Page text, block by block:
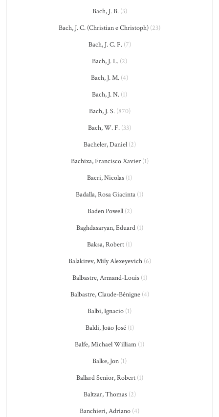
Bach, J. B.(3)
Bach, J. C. (Christian e Christoph) (23)
Bach, J. C. F.(7)
Bach, J. L. (2)
Bach, J. M. (4)
Bach, J. N. (1)
Bach, J. S.(870)
Bach, W. F. (33)
Bacheler, Daniel(2)
Bachixa, Francisco Xavier(1)
Bacri, Nicolas (1)
Badalla, Rosa Giacinta (1)
Baden Powell(2)
Baghdasaryan, Eduard(1)
Baksa, Robert (1)
Balakirev, Mily Alexeyevich(6)
Balbastre, Armand-Louis(1)
Balbastre, Claude-Bénigne(4)
Balbi, Ignacio (1)
Baldi, João José(1)
Balfe, Michael William (1)
Balke, Jon (1)
Ballard Senior, Robert(1)
Baltzar, Thomas(2)
Banchieri, Adriano (4)